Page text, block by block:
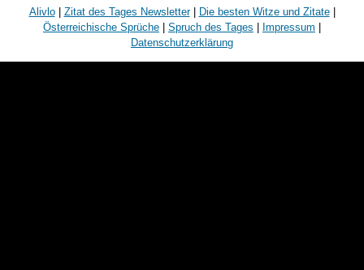
Alivlo| Zitat des Tages Newsletter| Die besten Witze und Zitate|
Österreichische Sprüche | Spruch des Tages | Impressum |
Datenschutzerklärung